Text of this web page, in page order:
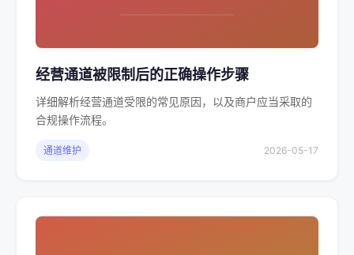
经营通道被限制后的正确操作步骤
详细解析经营通道受限的常见原因，以及商户应当采取的
合规操作流程。
通道维护 2026-05-17